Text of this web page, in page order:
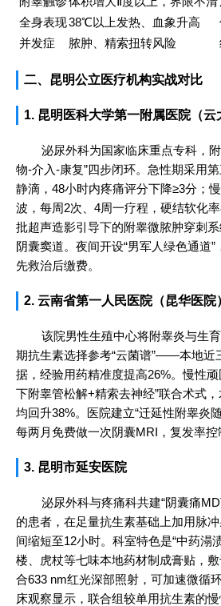
全身表现38℃以上发热、血象升高
并发症
脓肿、精索扭转风险
二、昆明公立医疗机构实战对比
1. 昆明医科大学第一附属医院（云
泌尿外科为国家临床重点专科，
物-介入-康复”四步闭环。急性期采用
静滴，48小时内疼痛评分下降≥3分；
波，每周2次、4周一疗程，硬结软化
批超声造影引导下的附睾微脓肿穿刺
阴囊窦道。夜间开设“男军人绿色通道
先救治后缴费。
2. 云南省第一人民医院（昆华医院
该院男性生殖中心将附睾炎与生
期抗生素选择参考“云菌谱”——本地近
据，经验用药精准度提高26%。慢性
下附睾管松解+精索去神经”联合术式
均回升38%。医院建立“迁延性附睾炎
每两月免费做一次阴囊MRI，复发率控
3. 昆明市延安医院
泌尿外科与疼痛科共建“阴囊痛
的患者，在足量抗生素基础上加用脉
间缩短至12小时。科室特色是“中药溻
楼、虎杖等七味本地药材制成膏贴，
合633 nm红光深部照射，可加速微循
床观察显示，联合组较单用抗生素的